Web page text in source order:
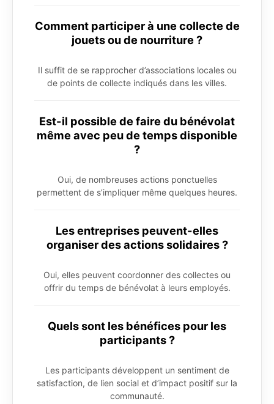
Comment participer à une collecte de
jouets ou de nourriture ?
Il suffit de se rapprocher d’associations locales ou
de points de collecte indiqués dans les villes.
Est-il possible de faire du bénévolat
même avec peu de temps disponible
?
Oui, de nombreuses actions ponctuelles
permettent de s’impliquer même quelques heures.
Les entreprises peuvent-elles
organiser des actions solidaires ?
Oui, elles peuvent coordonner des collectes ou
offrir du temps de bénévolat à leurs employés.
Quels sont les bénéfices pour les
participants ?
Les participants développent un sentiment de
satisfaction, de lien social et d’impact positif sur la
communauté.